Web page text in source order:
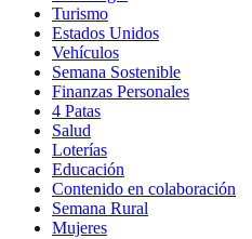
Turismo
Estados Unidos
Vehículos
Semana Sostenible
Finanzas Personales
4 Patas
Salud
Loterías
Educación
Contenido en colaboración
Semana Rural
Mujeres